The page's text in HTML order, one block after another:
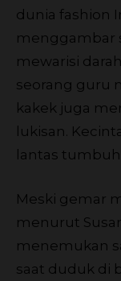
dunia fashion
menggambar
mewarisi
seorang guru
kakek juga
lukisan.
lantas tumbuh
Meski gemar
menurut
menemukan
saat duduk di